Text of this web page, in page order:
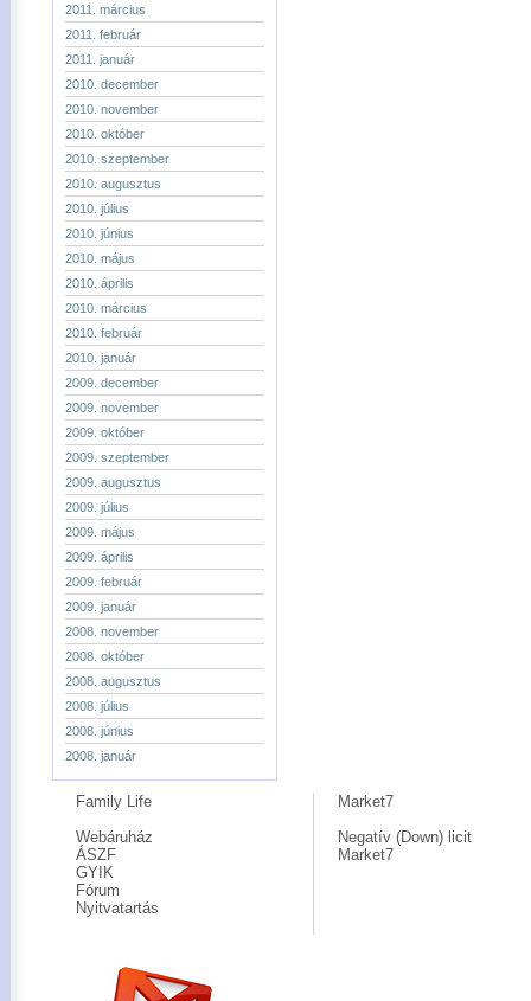
2011. március
2011. február
2011. január
2010. december
2010. november
2010. október
2010. szeptember
2010. augusztus
2010. július
2010. június
2010. május
2010. április
2010. március
2010. február
2010. január
2009. december
2009. november
2009. október
2009. szeptember
2009. augusztus
2009. július
2009. május
2009. április
2009. február
2009. január
2008. november
2008. október
2008. augusztus
2008. július
2008. június
2008. január
Family Life
Webáruház
ÁSZF
GYIK
Fórum
Nyitvatartás
Market7
Negatív (Down) licit
Market7